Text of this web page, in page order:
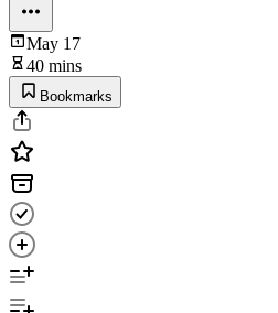
May 17
40 mins
Bookmarks